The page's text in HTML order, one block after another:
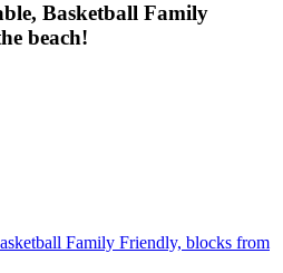
Basketball Family
beach!
Family Friendly, blocks from